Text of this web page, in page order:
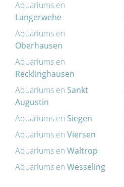
Aquariums en
Langerwehe
Aquariums en
Oberhausen
Aquariums en
Recklinghausen
Aquariums en Sankt
Augustin
Aquariums en Siegen
Aquariums en Viersen
Aquariums en Waltrop
Aquariums en Wesseling